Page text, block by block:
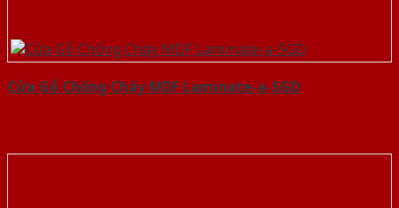
Cửa Gỗ Chống Cháy MDF Laminate-a-SGD